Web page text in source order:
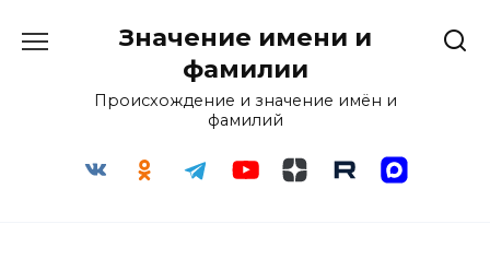
Значение имени и
фамилии
Происхождение и значение имён и
фамилий